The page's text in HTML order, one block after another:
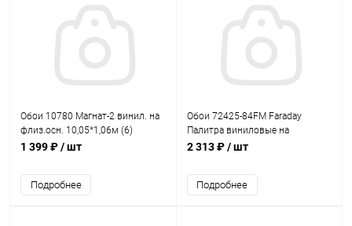
Обои 10780 Магнат-2 винил. на
флиз.осн. 10,05*1,06м (6)
1 399 ₽/ шт
Подробнее
Обои 72425-84FM Faraday
Палитра виниловые на
флиз.основе горячего тиснения
2 313 ₽/ шт
Подробнее